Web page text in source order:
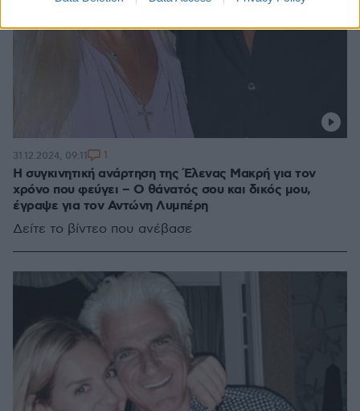
Η συγκινητική ανάρτηση της Έλενας Μακρή για τον
χρόνο που φεύγει – Ο θάνατός σου και δικός μου,
έγραψε για τον Αντώνη Λυμπέρη
Δείτε το βίντεο που ανέβασε
31.12.2024, 09:11 1